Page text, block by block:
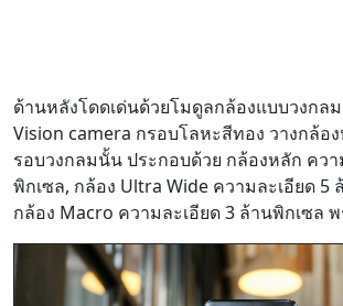
ด้านหลังโดดเด่นด้วยโมดูลกล้องแบบวงกลม
Vision camera กรอบโลหะสีทอง วางกล้อ
รอบวงกลมนั้น ประกอบด้วย กล้องหลัก ควา
พิกเซล, กล้อง Ultra Wide ความละเอียด 5
กล้อง Macro ความละเอียด 3 ล้านพิกเซล